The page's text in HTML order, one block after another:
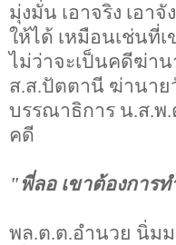
มุ่งมั่น เอาจริง เอา
ให้ได้ เหมือนเช่นที่
ไม่ว่าจะเป็นคดีฆ่า
ส.ส.ปัตตานี ฆ่านาย
บรรณาธิการ น.ส.พ
คดี
" พี่ลอ เขาต้องการ
พล.ต.ต.อำนวย นิ่มม